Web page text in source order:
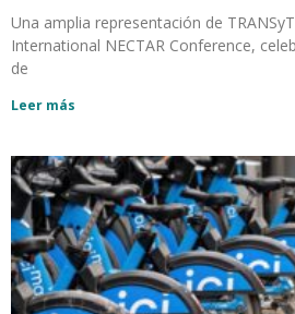
Una amplia representación de
International NECTAR Conference,
de
Leer más